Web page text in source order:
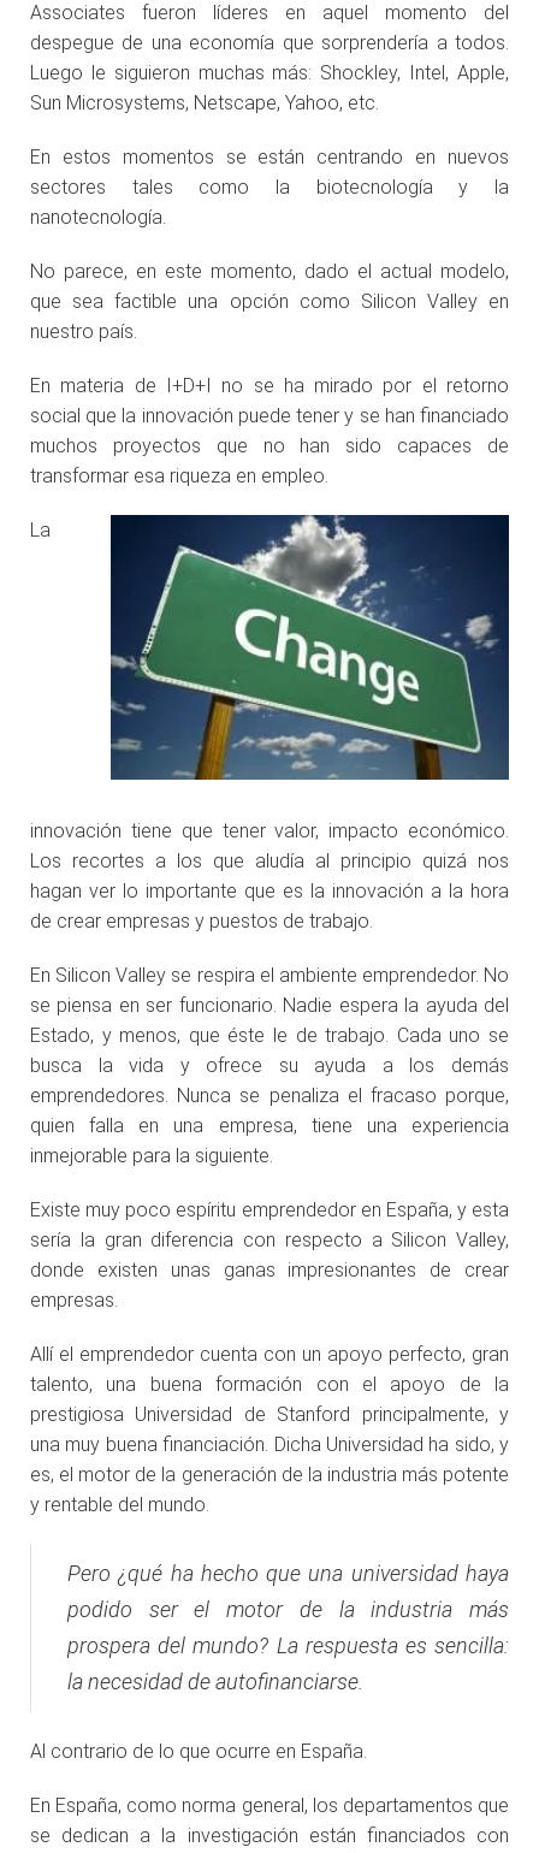
Associates fueron líderes en aquel momento del
despegue de una economía que sorprendería a todos.
Luego le siguieron muchas más: Shockley, Intel, Apple,
Sun Microsystems, Netscape, Yahoo, etc.
En estos momentos se están centrando en nuevos
sectores tales como la biotecnología y la
nanotecnología.
No parece, en este momento, dado el actual modelo,
que sea factible una opción como Silicon Valley en
nuestro país.
En materia de I+D+I no se ha mirado por el retorno
social que la innovación puede tener y se han financiado
muchos proyectos que no han sido capaces de
transformar esa riqueza en empleo.
La
innovación tiene que tener valor, impacto económico.
Los recortes a los que aludía al principio quizá nos
hagan ver lo importante que es la innovación a la hora
de crear empresas y puestos de trabajo.
En Silicon Valley se respira el ambiente emprendedor. No
se piensa en ser funcionario. Nadie espera la ayuda del
Estado, y menos, que éste le de trabajo. Cada uno se
busca la vida y ofrece su ayuda a los demás
emprendedores. Nunca se penaliza el fracaso porque,
quien falla en una empresa, tiene una experiencia
inmejorable para la siguiente.
Existe muy poco espíritu emprendedor en España, y esta
sería la gran diferencia con respecto a Silicon Valley,
donde existen unas ganas impresionantes de crear
empresas.
Allí el emprendedor cuenta con un apoyo perfecto, gran
talento, una buena formación con el apoyo de la
prestigiosa Universidad de Stanford principalmente, y
una muy buena financiación. Dicha Universidad ha sido, y
es, el motor de la generación de la industria más potente
y rentable del mundo.
Pero ¿qué ha hecho que una universidad haya
podido ser el motor de la industria más
prospera del mundo? La respuesta es sencilla:
la necesidad de autofinanciarse.
Al contrario de lo que ocurre en España.
En España, como norma general, los departamentos que
se dedican a la investigación están financiados con